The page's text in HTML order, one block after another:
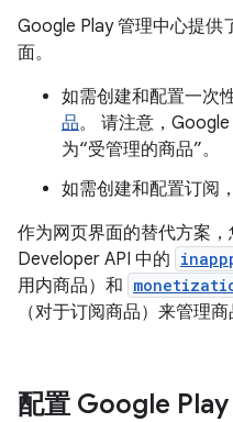
Google Play 管理中心提供
面。
如需创建和配置一次
品。 请注意，
为“受管理的商品”。
如需创建和配置订阅
作为网页界面的替代方案
Developer API 中的
用内商品）和
（对于订阅商品）来管理商
配置 Google